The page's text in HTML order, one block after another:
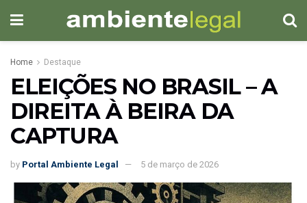
Home Destaque
ELEIÇÕES NO BRASIL – A
DIREITA À BEIRA DA
CAPTURA
by Portal Ambiente Legal 5 de março de 2026